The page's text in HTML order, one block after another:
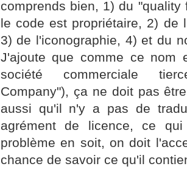
comprends bien, 1) du "quality
le code est propriétaire, 2) de
3) de l'iconographie, 4) et du
J'ajoute que comme ce nom
société commerciale
Company"), ça ne doit pas
aussi qu'il n'y a pas de
agrément de licence, ce
problème en soit, on doit
chance de savoir ce qu'il